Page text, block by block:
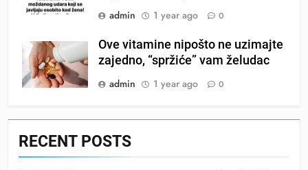
admin
1 year ago 0
Ove vitamine nipošto ne uzimajte
zajedno, “spržiće” vam želudac
admin
1 year ago 0
RECENT POSTS